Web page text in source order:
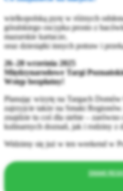
wielkopolską pyrę w różnych
góralskiego oscypka prosto z
mazurskie kartacze,
oraz dziesiątki innych potraw i
26–28 września 2025
Międzynarodowe Targi
Wstęp bezpłatny!
Planując wizytę na Targach
zajrzyjcie także na Smaki
znajdzie tu coś dla siebie –
kulinarnych doznań, jak i rodziny z
Widzimy się już w ten weekend w
SMAKI